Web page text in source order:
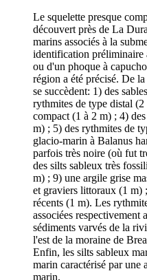
Le squelette presque
découvert près de La
marins associés à la
identification préliminaire
ou d'un phoque à
région a été précisé. De
se succèdent: 1) des
rythmites de type distal
compact (1 à 2 m) ; 4)
m) ; 5) des rythmites de
glacio-marin à Balanus
parfois très noire (où fut
des silts sableux très
m) ; 9) une argile grise
et graviers littoraux (1 m)
récents (1 m). Les
associées respectivement
sédiments varvés de la
l'est de la moraine de
Enfin, les silts sableux
marin caractérisé par une
marin.